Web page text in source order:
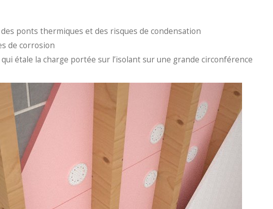
ponts thermiques et des risques de condensation
de corrosion
étale la charge portée sur l’isolant sur une grande circonférence